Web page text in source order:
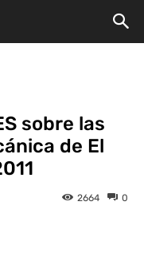
sobre las
de El
0
2664